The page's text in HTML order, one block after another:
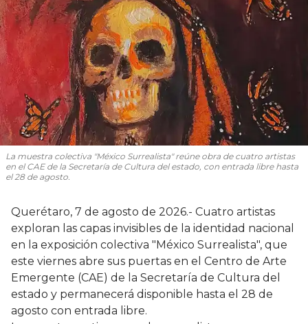
La muestra colectiva "México Surrealista" reúne obra de cuatro artistas
en el CAE de la Secretaría de Cultura del estado, con entrada libre hasta
el 28 de agosto.
Querétaro, 7 de agosto de 2026.- Cuatro artistas
exploran las capas invisibles de la identidad nacional
en la exposición colectiva "México Surrealista", que
este viernes abre sus puertas en el Centro de Arte
Emergente (CAE) de la Secretaría de Cultura del
estado y permanecerá disponible hasta el 28 de
agosto con entrada libre.